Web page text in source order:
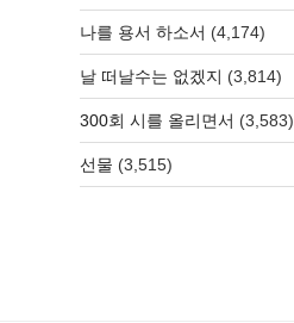
나를 용서 하소서 (4,174)
날 떠날수는 없겠지 (3,814)
300회 시를 올리면서 (3,583)
선물 (3,515)